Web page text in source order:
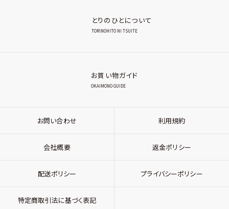
とりのひとについて
TORINOHITO NI TSUITE
お買い物ガイド
OKAIMONO GUIDE
お問い合わせ 利用規約
会社概要 返金ポリシー
配送ポリシー プライバシーポリシー
特定商取引法に基づく表記